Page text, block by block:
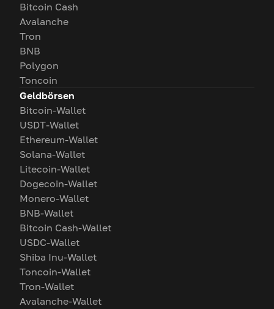
Bitcoin Cash
Avalanche
Tron
BNB
Polygon
Toncoin
Geldbörsen
Bitcoin-Wallet
USDT-Wallet
Ethereum-Wallet
Solana-Wallet
Litecoin-Wallet
Dogecoin-Wallet
Monero-Wallet
BNB-Wallet
Bitcoin Cash-Wallet
USDC-Wallet
Shiba Inu-Wallet
Toncoin-Wallet
Tron-Wallet
Avalanche-Wallet